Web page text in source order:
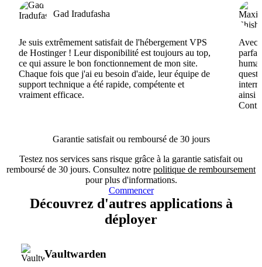
Gad Iradufasha
Je suis extrêmement satisfait de l'hébergement VPS
de Hostinger ! Leur disponibilité est toujours au top,
ce qui assure le bon fonctionnement de mon site.
Chaque fois que j'ai eu besoin d'aide, leur équipe de
support technique a été rapide, compétente et
vraiment efficace.
Avec
ainsi
Garantie satisfait ou remboursé de 30 jours
Testez nos services sans risque grâce à la garantie satisfait ou
remboursé de 30 jours. Consultez notre politique de remboursement
pour plus d'informations.
Commencer
Découvrez d'autres applications à
déployer
Vaultwarden